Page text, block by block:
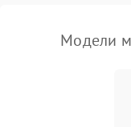
Модели